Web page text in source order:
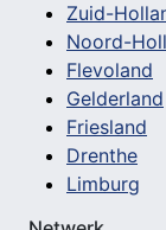
Zuid-
Noord-
Flevoland
Gelderland
Friesland
Drenthe
Limburg